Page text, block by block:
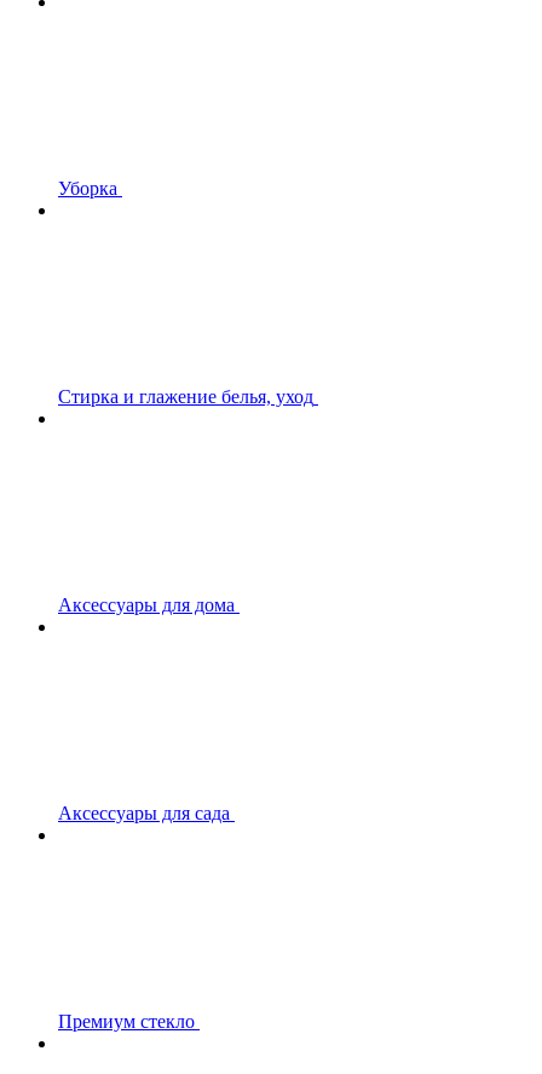
Уборка
Стирка и глажение белья, уход
Аксессуары для дома
Аксессуары для сада
Премиум стекло